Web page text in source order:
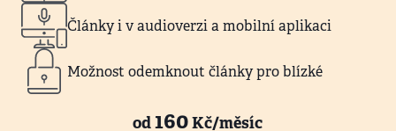
Články i v audioverzi a mobilní aplikaci
Možnost odemknout články pro blízké
od160Kč/měsíc